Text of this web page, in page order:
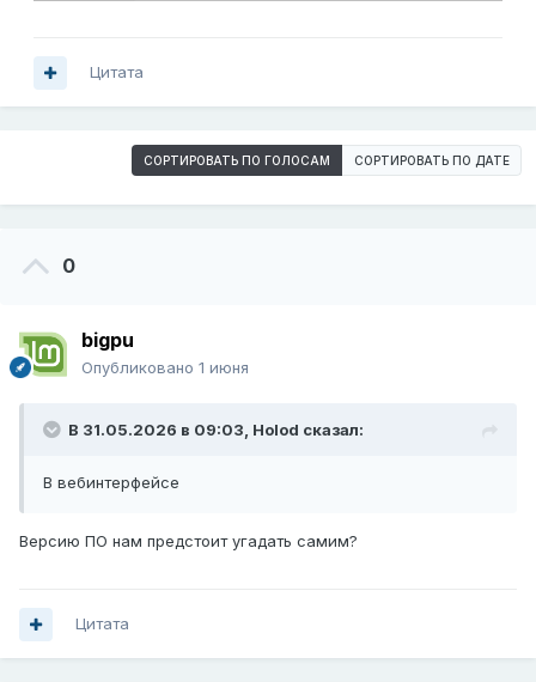
Цитата
СОРТИРОВАТЬ ПО ГОЛОСАМ СОРТИРОВАТЬ ПО ДАТЕ
0
bigpu
Опубликовано 1 июня
В 31.05.2026 в 09:03, Holod сказал:
В вебинтерфейсе
Версию ПО нам предстоит угадать самим?
Цитата